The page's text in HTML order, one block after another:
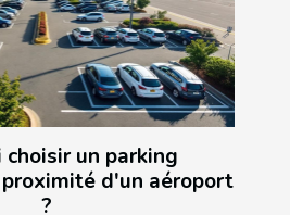
choisir un parking
d'un aéroport
?